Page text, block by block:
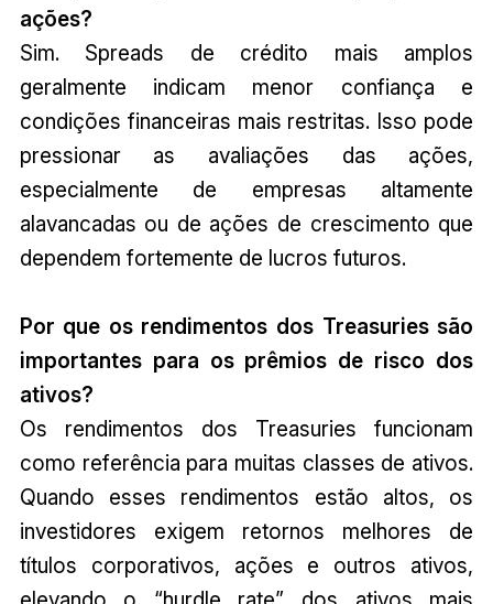
ações?
Sim. Spreads de crédito mais amplos
geralmente indicam menor confiança e
condições financeiras mais restritas. Isso pode
pressionar as avaliações das ações,
especialmente de empresas altamente
alavancadas ou de ações de crescimento que
dependem fortemente de lucros futuros.
Por que os rendimentos dos Treasuries são
importantes para os prêmios de risco dos
ativos?
Os rendimentos dos Treasuries funcionam
como referência para muitas classes de ativos.
Quando esses rendimentos estão altos, os
investidores exigem retornos melhores de
títulos corporativos, ações e outros ativos,